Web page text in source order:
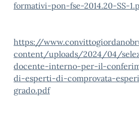
formativi-pon-fse-2014.20-SS-
https://
content/uploads/2024/04/
docente-interno-per-il-
di-esperti-di-comprovata-
grado.pdf